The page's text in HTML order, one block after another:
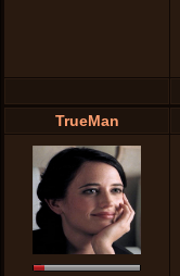
TrueMan